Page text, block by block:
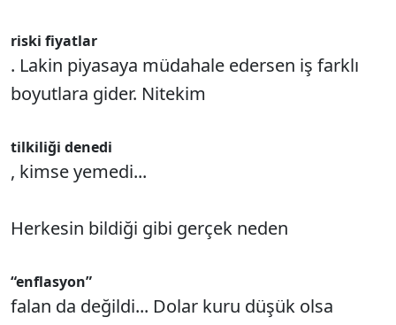
riski fiyatlar
. Lakin piyasaya müdahale edersen iş farklı
boyutlara gider. Nitekim
tilkiliği denedi
, kimse yemedi...
Herkesin bildiği gibi gerçek neden
“enflasyon”
falan da değildi... Dolar kuru düşük olsa